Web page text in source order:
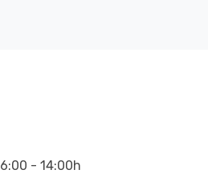
6:00 - 14:00h